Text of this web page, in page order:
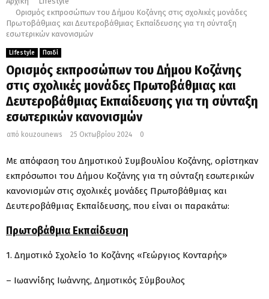
Ορισμός εκπροσώπων του Δήμου Κοζάνης στις σχολικές μονάδες
Πρωτοβάθμιας και Δευτεροβάθμιας Εκπαίδευσης για τη σύνταξη
εσωτερικών κανονισμών
Lifestyle Παιδί
Ορισμός εκπροσώπων του Δήμου Κοζάνης
στις σχολικές μονάδες Πρωτοβάθμιας και
Δευτεροβάθμιας Εκπαίδευσης για τη σύνταξη
εσωτερικών κανονισμών
από kouzounews 25 Οκτωβρίου 2024 0
Με απόφαση του Δημοτικού Συμβουλίου Κοζάνης, ορίστηκαν
εκπρόσωποι του Δήμου Κοζάνης για τη σύνταξη εσωτερικών
κανονισμών στις σχολικές μονάδες Πρωτοβάθμιας και
Δευτεροβάθμιας Εκπαίδευσης, που είναι οι παρακάτω:
Πρωτοβάθμια Εκπαίδευση
1. Δημοτικό Σχολείο 1ο Κοζάνης «Γεώργιος Κονταρής»
– Ιωαννίδης Ιωάννης, Δημοτικός Σύμβουλος